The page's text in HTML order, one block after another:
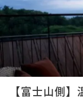
ポイントアップ
1泊2食付（夕
【富士山側